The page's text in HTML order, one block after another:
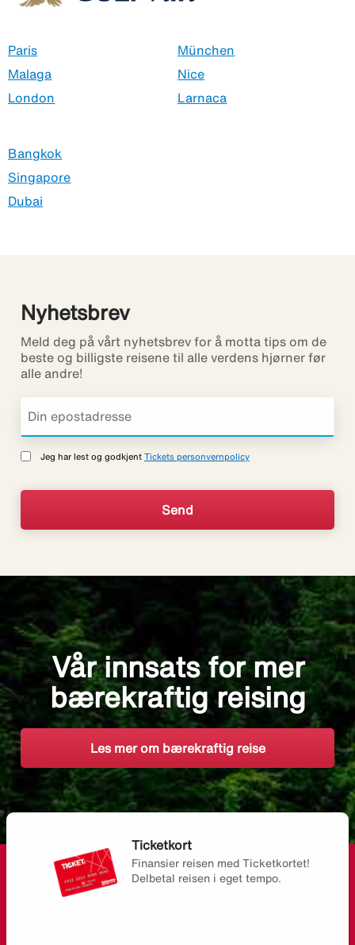
Paris
Malaga
London
München
Nice
Larnaca
Bangkok
Singapore
Dubai
Nyhetsbrev
Meld deg på vårt nyhetsbrev for å motta tips om de
beste og billigste reisene til alle verdens hjørner før
alle andre!
Jeg har lest og godkjent Tickets personvernpolicy
Vår innsats for mer
bærekraftig reising
Les mer om bærekraftig reise
Ticketkort
Finansier reisen med Ticketkortet!
Delbetal reisen i eget tempo.